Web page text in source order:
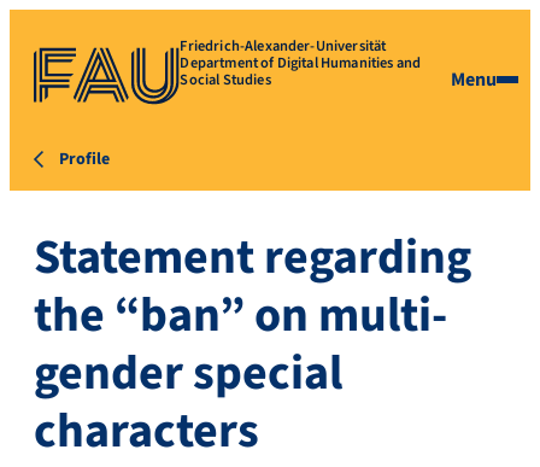
Friedrich-Alexander-Universität
Department of Digital Humanities and
Social Studies Menu
Profile
Statement regarding
the “ban” on multi-
gender special
characters